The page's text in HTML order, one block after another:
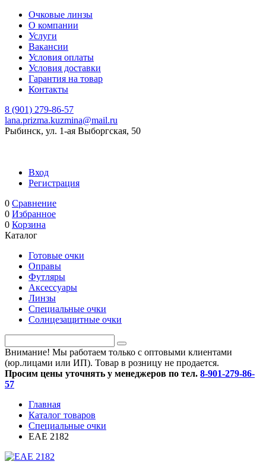
Очковые линзы
O компании
Услуги
Вакансии
Условия оплаты
Условия доставки
Гарантия на товар
Контакты
8 (901) 279-86-57
lana.prizma.kuzmina@mail.ru
Рыбинск, ул. 1-ая Выборгская, 50
Вход
Регистрация
0 Сравнение
0 Избранное
0 Корзина
Каталог
Готовые очки
Оправы
Футляры
Аксессуары
Линзы
Специальные очки
Солнцезащитные очки
Внимание! Мы работаем только с оптовыми клиентами
(юр.лицами или ИП). Товар в розницу не продается.
Просим цены уточнять у менеджеров по тел. 8-901-279-86-
57
Главная
Каталог товаров
Специальные очки
ЕАЕ 2182